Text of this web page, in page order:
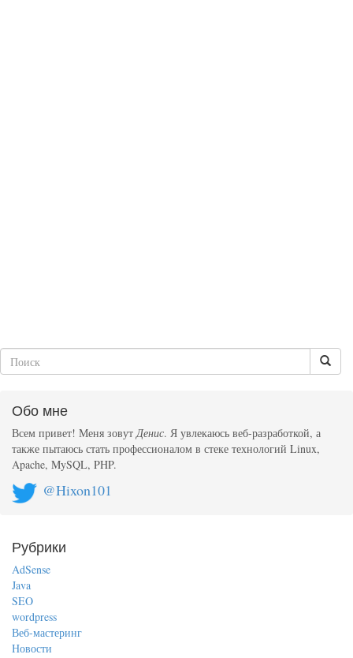
Обо мне
Всем привет! Меня зовутДенис. Я увлекаюсь веб-разработкой, а
также пытаюсь стать профессионалом в стеке технологий Linux,
Apache, MySQL, PHP.
@Hixon101
Рубрики
AdSense
Java
SEO
wordpress
Веб-мастеринг
Новости